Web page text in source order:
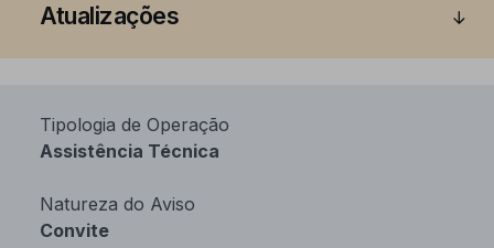
Atualizações
Tipologia de Operação
Assistência Técnica
Natureza do Aviso
Convite